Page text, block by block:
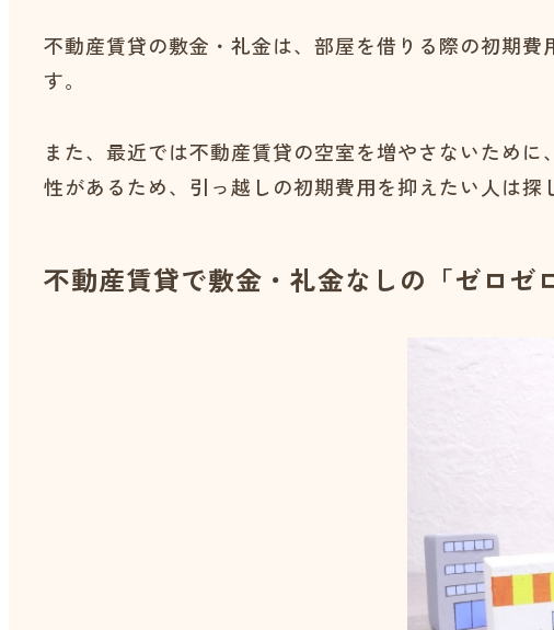
不動産賃貸の敷金・礼金は、部屋を借りる際の初期
す。
また、最近では不動産賃貸の空室を増やさないため
性があるため、引っ越しの初期費用を抑えたい人は探
不動産賃貸で敷金・礼金なしの「ゼロゼ